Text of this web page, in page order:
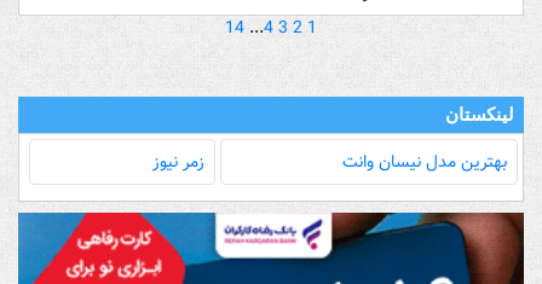
1
2
3
4
...
14
لینکستان
بهترین مدل‌ نیسان وانت زمر نیوز